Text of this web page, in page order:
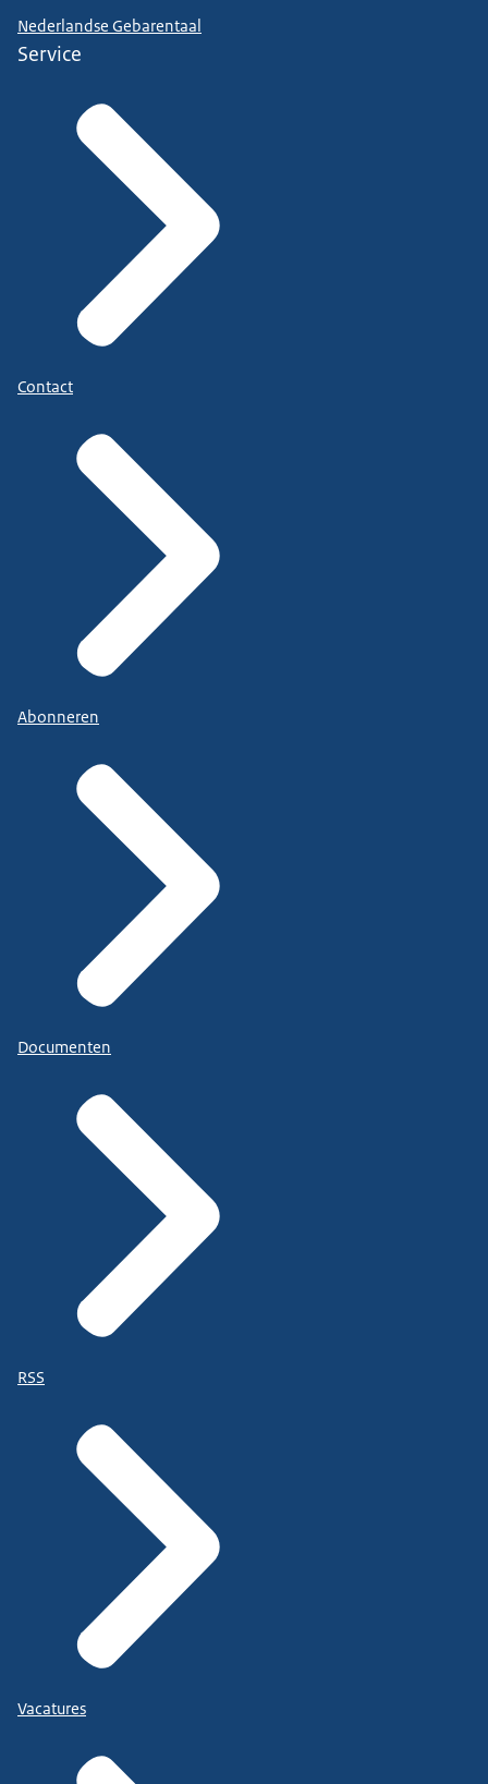
Nederlandse Gebarentaal
Service
Contact
Abonneren
Documenten
RSS
Vacatures